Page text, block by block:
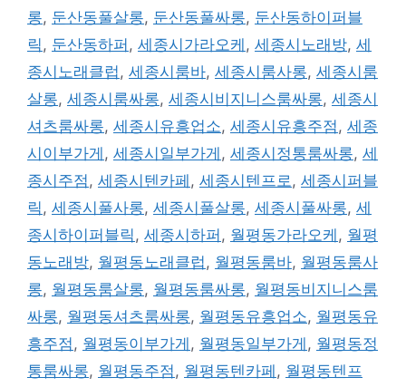
롱, 둔산동풀살롱, 둔산동풀싸롱, 둔산동하이퍼블
릭 , 둔산동하퍼 , 세종시가라오케 , 세종시노래방, 세
종시노래클럽 , 세종시룸바, 세종시룸사롱, 세종시룸
살롱, 세종시룸싸롱, 세종시비지니스룸싸롱, 세종시
셔츠룸싸롱, 세종시유흥업소, 세종시유흥주점 , 세종
시이부가게 , 세종시일부가게 , 세종시정통룸싸롱, 세
종시주점 , 세종시텐카페 , 세종시텐프로 , 세종시퍼블
릭 , 세종시풀사롱, 세종시풀살롱, 세종시풀싸롱, 세
종시하이퍼블릭 , 세종시하퍼 , 월평동가라오케 , 월평
동노래방, 월평동노래클럽 , 월평동룸바, 월평동룸사
롱, 월평동룸살롱, 월평동룸싸롱, 월평동비지니스룸
싸롱, 월평동셔츠룸싸롱, 월평동유흥업소, 월평동유
흥주점 , 월평동이부가게 , 월평동일부가게 , 월평동정
통룸싸롱, 월평동주점 , 월평동텐카페 , 월평동텐프